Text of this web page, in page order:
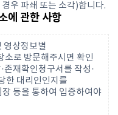
우 파쇄 또는 소각)합니다.
에 관한 사항
영상정보별
소로 방문해주시면 확인
존재확인청구서를 작성·
한 대리인인지를
등을 통하여 입증하여야